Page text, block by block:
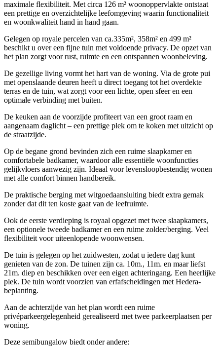
maximale flexibiliteit. Met circa 126 m² woonoppervlakte ontstaat
een prettige en overzichtelijke leefomgeving waarin functionaliteit
en woonkwaliteit hand in hand gaan.
Gelegen op royale percelen van ca.335m², 358m² en 499 m²
beschikt u over een fijne tuin met voldoende privacy. De opzet van
het plan zorgt voor rust, ruimte en een ontspannen woonbeleving.
De gezellige living vormt het hart van de woning. Via de grote pui
met openslaande deuren heeft u direct toegang tot het overdekte
terras en de tuin, wat zorgt voor een lichte, open sfeer en een
optimale verbinding met buiten.
De keuken aan de voorzijde profiteert van een groot raam en
aangenaam daglicht – een prettige plek om te koken met uitzicht op
de straatzijde.
Op de begane grond bevinden zich een ruime slaapkamer en
comfortabele badkamer, waardoor alle essentiële woonfuncties
gelijkvloers aanwezig zijn. Ideaal voor levensloopbestendig wonen
met alle comfort binnen handbereik.
De praktische berging met witgoedaansluiting biedt extra gemak
zonder dat dit ten koste gaat van de leefruimte.
Ook de eerste verdieping is royaal opgezet met twee slaapkamers,
een optionele tweede badkamer en een ruime zolder/berging. Veel
flexibiliteit voor uiteenlopende woonwensen.
De tuin is gelegen op het zuidwesten, zodat u iedere dag kunt
genieten van de zon. De tuinen zijn ca. 10m., 11m. en maar liefst
21m. diep en beschikken over een eigen achteringang. Een heerlijke
plek. De tuin wordt voorzien van erfafscheidingen met Hedera-
beplanting.
Aan de achterzijde van het plan wordt een ruime
privéparkeergelegenheid gerealiseerd met twee parkeerplaatsen per
woning.
Deze semibungalow biedt onder andere: